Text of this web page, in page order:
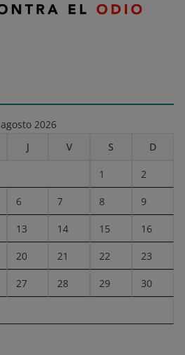
agosto 2026
J V S D
1 2
6 7 8 9
13 14 15 16
20 21 22 23
27 28 29 30